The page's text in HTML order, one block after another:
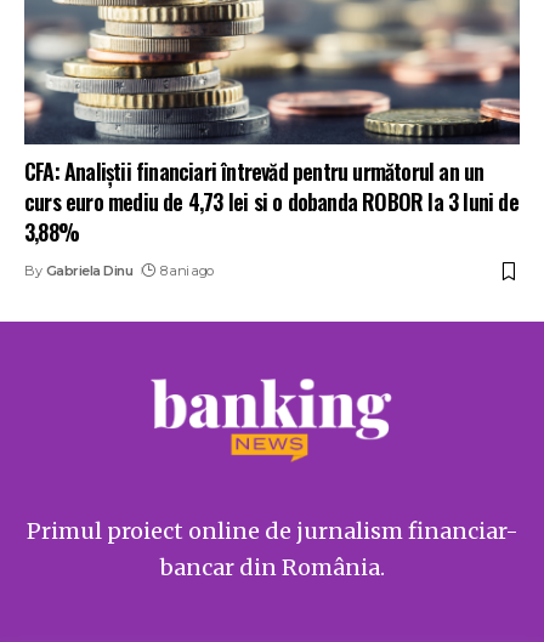
CFA: Analiștii financiari întrevăd pentru următorul an un
curs euro mediu de 4,73 lei si o dobanda ROBOR la 3 luni de
3,88%
By Gabriela Dinu 8 ani ago
Primul proiect online de jurnalism financiar-
bancar din România.